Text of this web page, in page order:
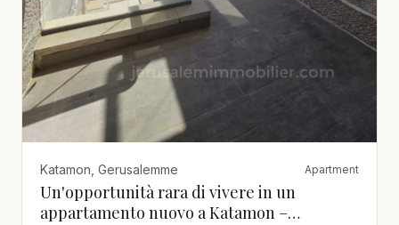
Katamon, Gerusalemme Apartment
Un'opportunità rara di vivere in un
appartamento nuovo a Katamon –